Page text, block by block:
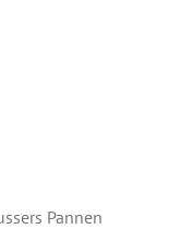
Pannen